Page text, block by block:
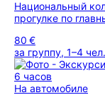
Национальный
прогулке по
80 €
за группу, 1–4 чел.
6 часов
На автомобиле